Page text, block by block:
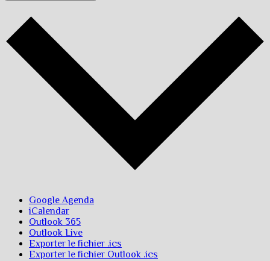
Google Agenda
iCalendar
Outlook 365
Outlook Live
Exporter le fichier .ics
Exporter le fichier Outlook .ics